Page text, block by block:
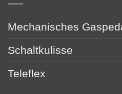
Mechanisches
Schaltkulisse
Teleflex